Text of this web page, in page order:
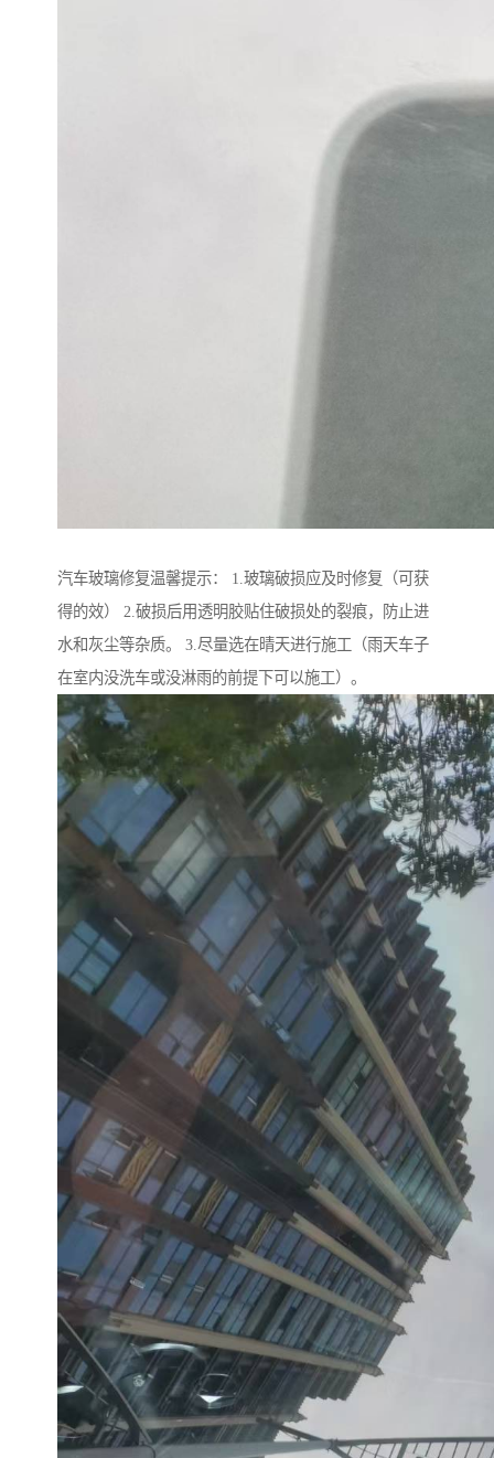
汽车玻璃修复温馨提示： 1.玻璃破损应及时修复（可获
得的效） 2.破损后用透明胶贴住破损处的裂痕，防止进
水和灰尘等杂质。 3.尽量选在晴天进行施工（雨天车子
在室内没洗车或没淋雨的前提下可以施工）。